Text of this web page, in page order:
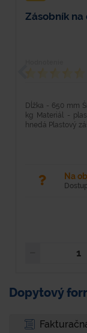
Zásobník na
Dĺžka - 650 mm
kg Materiál -
hnedá Plastový
Na
Dopytový